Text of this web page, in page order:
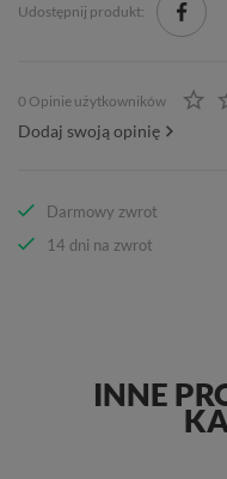
Udostępnij produkt:
0 Opinie użytkowników
Dodaj swoją opinię
Darmowy zwrot
14 dni na zwrot
INNE